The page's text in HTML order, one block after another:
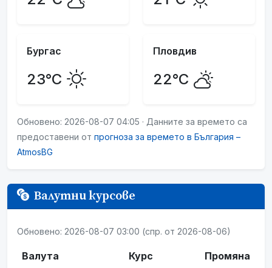
Бургас
23°C
Пловдив
22°C
Обновено: 2026-08-07 04:05 · Данните за времето са
предоставени от прогноза за времето в България –
AtmosBG
Валутни курсове
Валута Курс Промяна
Обновено: 2026-08-07 03:00 (спр. от 2026-08-06)